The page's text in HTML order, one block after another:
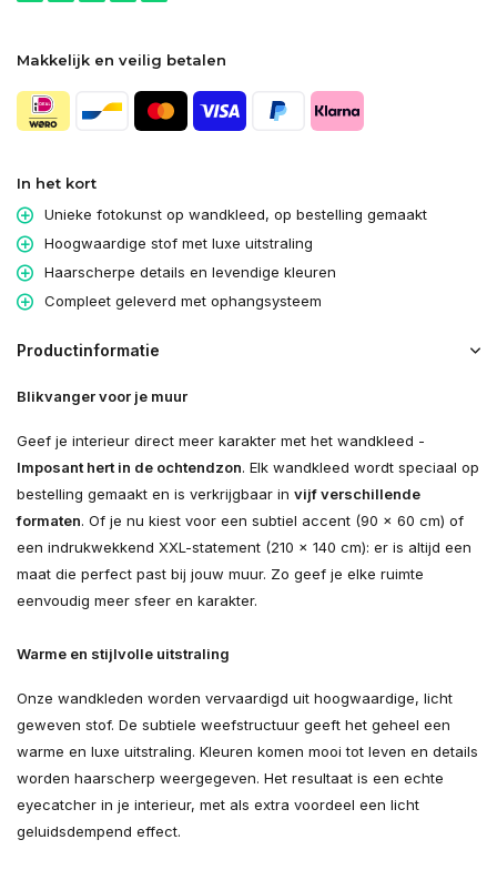
Makkelijk en veilig betalen
In het kort
Unieke fotokunst op wandkleed, op bestelling gemaakt
Hoogwaardige stof met luxe uitstraling
Haarscherpe details en levendige kleuren
Compleet geleverd met ophangsysteem
Productinformatie
Blikvanger voor je muur
Geef je interieur direct meer karakter met het wandkleed -
Imposant hert in de ochtendzon. Elk wandkleed wordt speciaal op
bestelling gemaakt en is verkrijgbaar in vijf verschillende
formaten. Of je nu kiest voor een subtiel accent (90 × 60 cm) of
een indrukwekkend XXL-statement (210 × 140 cm): er is altijd een
maat die perfect past bij jouw muur. Zo geef je elke ruimte
eenvoudig meer sfeer en karakter.
Warme en stijlvolle uitstraling
Onze wandkleden worden vervaardigd uit hoogwaardige, licht
geweven stof. De subtiele weefstructuur geeft het geheel een
warme en luxe uitstraling. Kleuren komen mooi tot leven en details
worden haarscherp weergegeven. Het resultaat is een echte
eyecatcher in je interieur, met als extra voordeel een licht
geluidsdempend effect.